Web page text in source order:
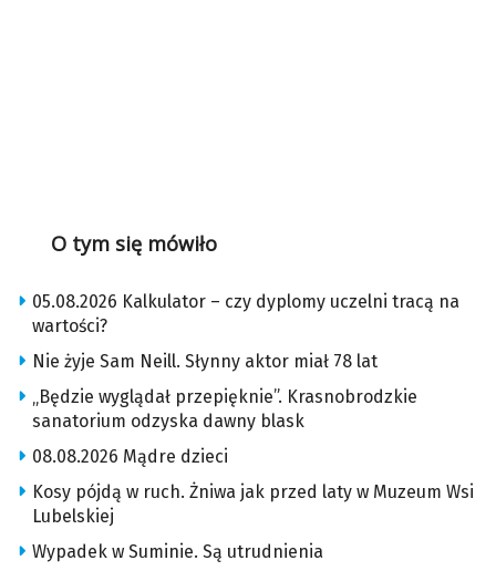
O tym się mówiło
05.08.2026 Kalkulator – czy dyplomy uczelni tracą na
wartości?
Nie żyje Sam Neill. Słynny aktor miał 78 lat
„Będzie wyglądał przepięknie”. Krasnobrodzkie
sanatorium odzyska dawny blask
08.08.2026 Mądre dzieci
Kosy pójdą w ruch. Żniwa jak przed laty w Muzeum Wsi
Lubelskiej
Wypadek w Suminie. Są utrudnienia